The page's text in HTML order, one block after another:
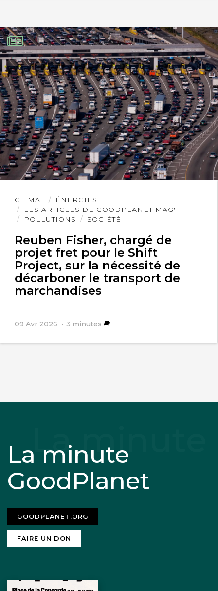
CLIMAT
ÉNERGIES
LES ARTICLES DE GOODPLANET MAG'
POLLUTIONS
SOCIÉTÉ
Reuben Fisher, chargé de
projet fret pour le Shift
Project, sur la nécessité de
décarboner le transport de
marchandises
09 Avr 2026 3 minutes
Lire
l'article
La minute
GoodPlanet
GOODPLANET.ORG
FAIRE UN DON